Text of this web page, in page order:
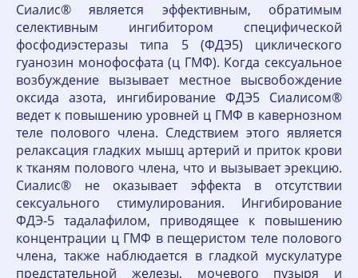
Сиалис® является эффективным, обратимым
селективным ингибитором специфической
фосфодиэстеразы типа 5 (ФДЭ5) циклического
гуанозин монофосфата (ц ГМФ). Когда сексуальное
возбуждение вызывает местное высвобождение
оксида азота, ингибирование ФДЭ5 Сиалисом®
ведет к повышению уровней ц ГМФ в кавернозном
теле полового члена. Следствием этого является
релаксация гладких мышц артерий и приток крови
к тканям полового члена, что и вызывает эрекцию.
Сиалис® не оказывает эффекта в отсутствии
сексуального стимулирования. Ингибирование
ФДЭ-5 тадалафилом, приводящее к повышению
концентрации ц ГМФ в пещеристом теле полового
члена, также наблюдается в гладкой мускулатуре
предстательной железы, мочевого пузыря и